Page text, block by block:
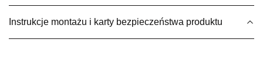
Wybierz
Instrukcje montażu i karty bezpieczeństwa produktu